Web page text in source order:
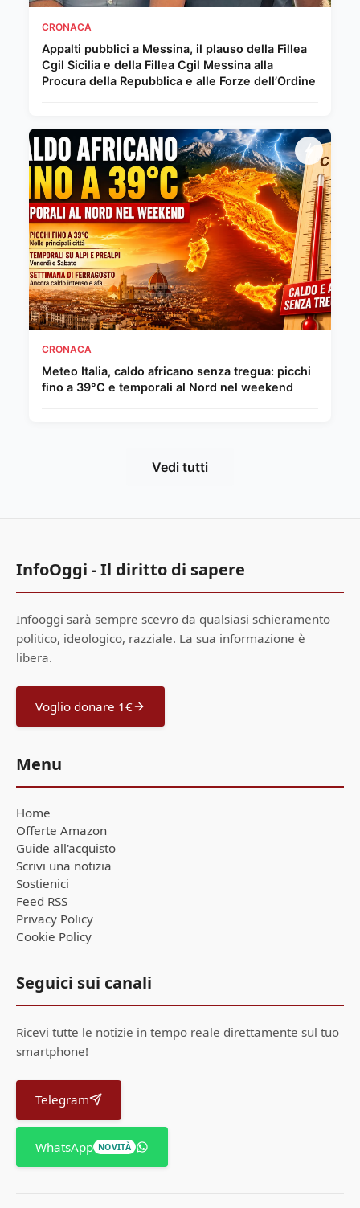
CRONACA
Appalti pubblici a Messina, il plauso della Fillea
Cgil Sicilia e della Fillea Cgil Messina alla
Procura della Repubblica e alle Forze dell’Ordine
CRONACA
Meteo Italia, caldo africano senza tregua: picchi
fino a 39°C e temporali al Nord nel weekend
Vedi tutti
InfoOggi - Il diritto di sapere
Infooggi sarà sempre scevro da qualsiasi schieramento
politico, ideologico, razziale. La sua informazione è
libera.
Voglio donare 1€
Menu
Home
Offerte Amazon
Guide all'acquisto
Scrivi una notizia
Sostienici
Feed RSS
Privacy Policy
Cookie Policy
Seguici sui canali
Ricevi tutte le notizie in tempo reale direttamente sul tuo
smartphone!
Telegram
WhatsApp NOVITÀ